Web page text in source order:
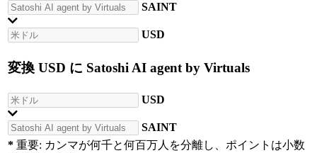
SAINT
USD
変換 USD に Satoshi AI agent by Virtuals
USD
SAINT
* 重要: カンマが何千と何百万人を分離し、ポイントは小数